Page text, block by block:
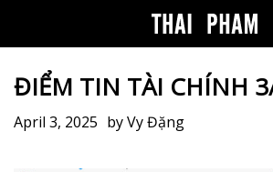
ĐIỂM TIN TÀI CHÍNH
April 3, 2025 byVy Đặng